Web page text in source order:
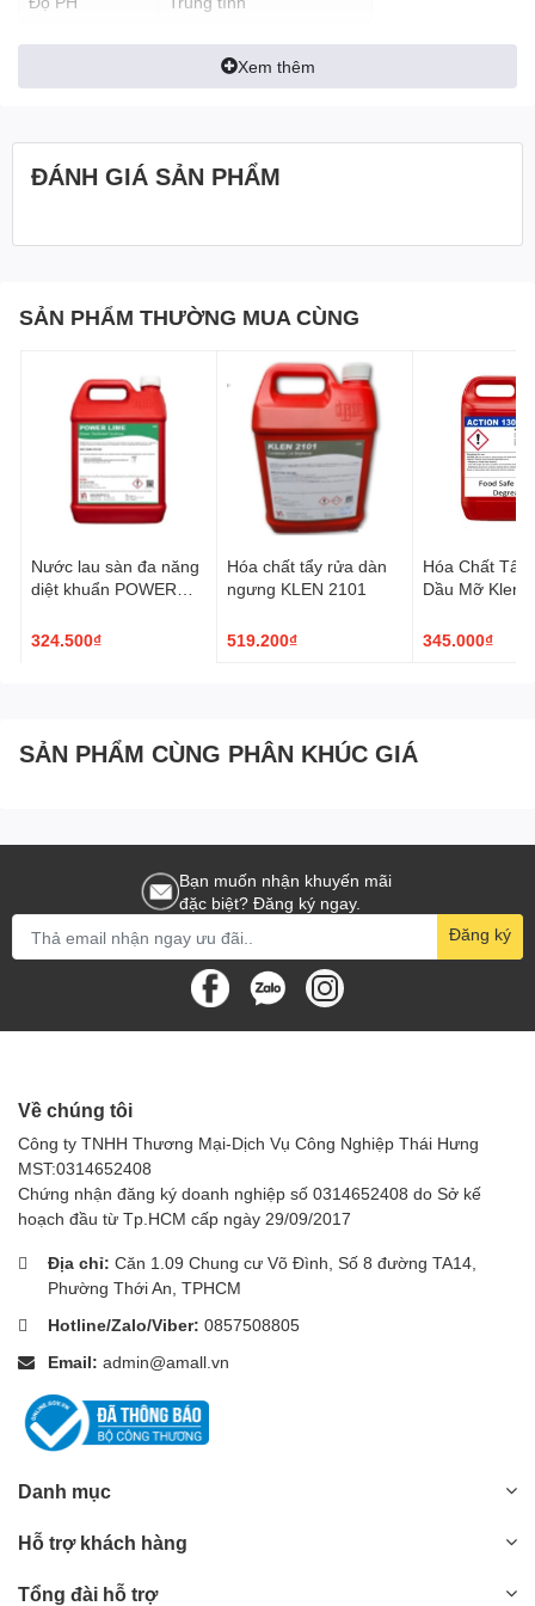
Xem thêm
ĐÁNH GIÁ SẢN PHẨM
SẢN PHẨM THƯỜNG MUA CÙNG
Nước lau sàn đa năng
diệt khuẩn POWER
324.500₫
Hóa chất tẩy rửa dàn
ngưng KLEN 2101
519.200₫
Hóa Chất Tẩy
Dầu Mỡ
345.000₫
SẢN PHẨM CÙNG PHÂN KHÚC GIÁ
Bạn muốn nhận khuyến mãi
đặc biệt? Đăng ký ngay.
Đăng ký
Về chúng tôi
Công ty TNHH Thương Mại-Dịch Vụ Công Nghiệp Thái Hưng
MST:0314652408
Chứng nhận đăng ký doanh nghiệp số 0314652408 do Sở kế
hoạch đầu từ Tp.HCM cấp ngày 29/09/2017
Địa chỉ: Căn 1.09 Chung cư Võ Đình, Số 8 đường TA14,
Phường Thới An, TPHCM
Hotline/Zalo/Viber: 0857508805
Email: admin@amall.vn
Danh mục
Hỗ trợ khách hàng
Tổng đài hỗ trợ